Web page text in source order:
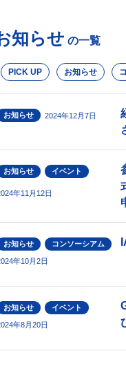
知らせ の一覧
PICK UP お知らせ
お知らせ 2024年12月7日
お知らせ イベント
年11月12日
お知らせ コンソーシアム
年10月2日
お知らせ イベント
年8月20日